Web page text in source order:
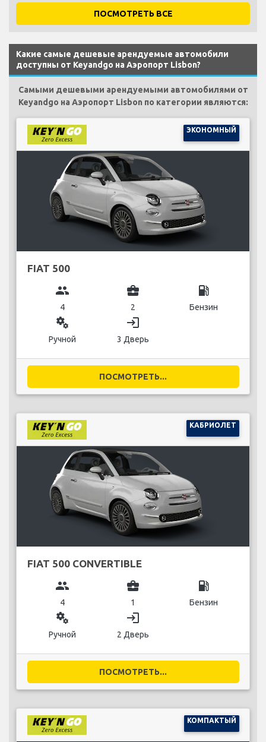
ПОСМОТРЕТЬ ВСЕ
Какие самые дешевые арендуемые автомобили
доступны от Keyandgo на Аэропорт Lisbon?
Самыми дешевыми арендуемыми автомобилями от
Keyandgo на Аэропорт Lisbon по категории являются:
ЭКОНОМНЫЙ
FIAT 500
group
4
business_center
2
local_gas_station
Бензин
miscellaneous_services
Ручной
login
3 Дверь
ПОСМОТРЕТЬ...
КАБРИОЛЕТ
FIAT 500 CONVERTIBLE
group
4
business_center
1
local_gas_station
Бензин
miscellaneous_services
Ручной
login
2 Дверь
ПОСМОТРЕТЬ...
КОМПАКТЫЙ